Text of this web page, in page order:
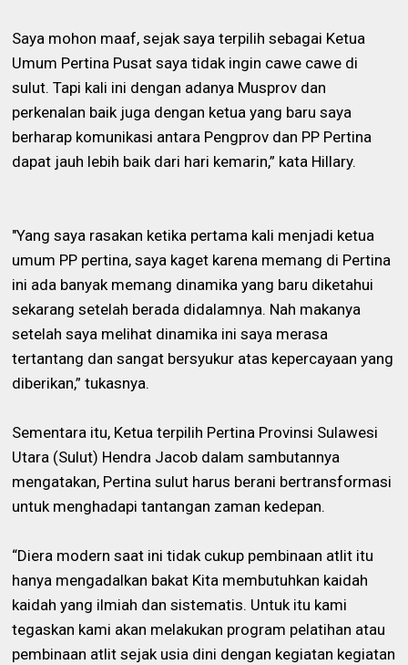
Saya mohon maaf, sejak saya terpilih sebagai Ketua
Umum Pertina Pusat saya tidak ingin cawe cawe di
sulut. Tapi kali ini dengan adanya Musprov dan
perkenalan baik juga dengan ketua yang baru saya
berharap komunikasi antara Pengprov dan PP Pertina
dapat jauh lebih baik dari hari kemarin,” kata Hillary.
"Yang saya rasakan ketika pertama kali menjadi ketua
umum PP pertina, saya kaget karena memang di Pertina
ini ada banyak memang dinamika yang baru diketahui
sekarang setelah berada didalamnya. Nah makanya
setelah saya melihat dinamika ini saya merasa
tertantang dan sangat bersyukur atas kepercayaan yang
diberikan,” tukasnya.
Sementara itu, Ketua terpilih Pertina Provinsi Sulawesi
Utara (Sulut) Hendra Jacob dalam sambutannya
mengatakan, Pertina sulut harus berani bertransformasi
untuk menghadapi tantangan zaman kedepan.
“Diera modern saat ini tidak cukup pembinaan atlit itu
hanya mengadalkan bakat Kita membutuhkan kaidah
kaidah yang ilmiah dan sistematis. Untuk itu kami
tegaskan kami akan melakukan program pelatihan atau
pembinaan atlit sejak usia dini dengan kegiatan kegiatan